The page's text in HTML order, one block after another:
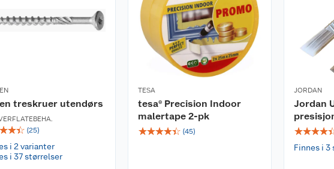
treskruer utendørs
☆☆ (25)
i 2 varianter
i 37 størrelser
TESA
tesa® Precision Indoor
malertape 2-pk
☆☆☆☆☆ (45)
JORDAN
Jordan
☆☆☆☆
Finnes i 3